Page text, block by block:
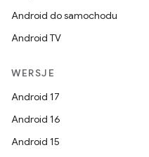
Android do samochodu
Android TV
WERSJE
Android 17
Android 16
Android 15